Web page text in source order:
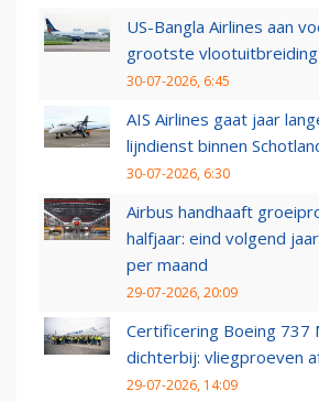
US-Bangla Airlines aan
grootste
30-07-2026, 6:45
AIS Airlines gaat jaar
lijndienst binnen
30-07-2026, 6:30
Airbus handhaaft
halfjaar: eind volgend
per maand
29-07-2026, 20:09
Certificering Boeing 737
dichterbij: vliegproeven
29-07-2026, 14:09